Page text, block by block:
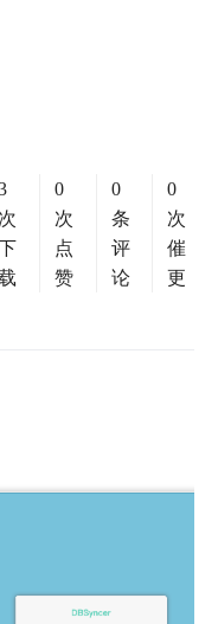
次
0
次
点
赞
0
条
评
论
0
次
催
更